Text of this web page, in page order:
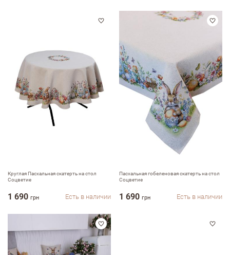
Круглая Пасхальная скатерть на стол
Соцветие
1 690 грн Есть в наличии
Пасхальная гобеленовая скатерть на стол
Соцветие
1 690 грн Есть в наличии